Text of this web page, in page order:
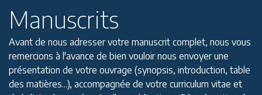
Manuscrits
Avant de nous adresser votre manuscrit complet, nous vous
remercions à l'avance de bien vouloir nous envoyer une
présentation de votre ouvrage (synopsis, introduction, table
des matières...), accompagnée de votre curriculum vitae et